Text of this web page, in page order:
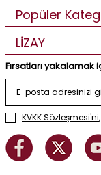
Popüler
LİZAY
Fırsatları yakalamak
KVKK Sözleşmesi'ni